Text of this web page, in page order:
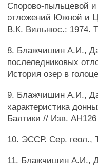
Спорово-пыльцевой
отложений Южной и
В.К. Вильнюс.: 1974.
8. Блажчишин А.И.,
послеледниковых
История озер в
9. Блажчишин А.И.,
характеристика
Балтики // Изв. АН126
10. ЭССР. Сер. геол.,
11. Блажчишин А.И.,